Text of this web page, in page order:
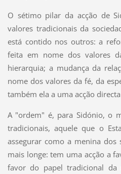
O sétimo pilar da acção de
valores tradicionais da
está contido nos outros: a
feita em nome dos valores
hierarquia; a mudança da
nome dos valores da fé, da
também ela a uma acção
A "ordem" é, para Sidónio, o
tradicionais, aquele que o
assegurar como a menina dos
mais longe: tem uma acção a
favor do papel tradicional